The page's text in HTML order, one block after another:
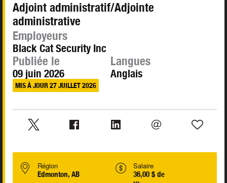
Adjoint administratif/Adjointe
administrative
Employeurs
Black Cat Security Inc
Publiée le
09 juin 2026
MIS À JOUR 27 JUILLET 2026
Langues
Anglais
Région
Edmonton, AB
Salaire
36,00 $ de